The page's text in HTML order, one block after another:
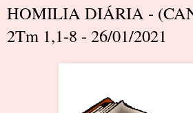
HOMILIA DIÁRIA -
2Tm 1,1-8 - 26/01/2021